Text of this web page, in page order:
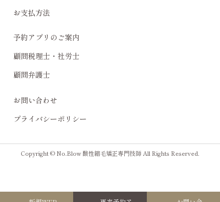
お支払方法
予約アプリのご案内
顧問税理士・社労士
顧問弁護士
お問い合わせ
プライバシーポリシー
Copyright © No.Blow 酸性縮毛矯正専門技師 All Rights Reserved.